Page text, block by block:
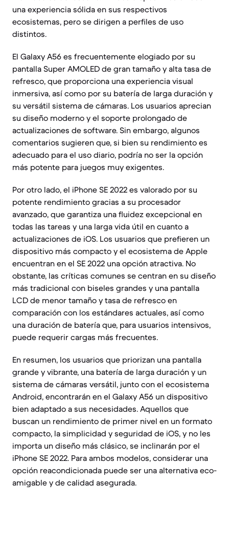
una experiencia sólida en sus respectivos
ecosistemas, pero se dirigen a perfiles de uso
distintos.
El Galaxy A56 es frecuentemente elogiado por su
pantalla Super AMOLED de gran tamaño y alta tasa de
refresco, que proporciona una experiencia visual
inmersiva, así como por su batería de larga duración y
su versátil sistema de cámaras. Los usuarios aprecian
su diseño moderno y el soporte prolongado de
actualizaciones de software. Sin embargo, algunos
comentarios sugieren que, si bien su rendimiento es
adecuado para el uso diario, podría no ser la opción
más potente para juegos muy exigentes.
Por otro lado, el iPhone SE 2022 es valorado por su
potente rendimiento gracias a su procesador
avanzado, que garantiza una fluidez excepcional en
todas las tareas y una larga vida útil en cuanto a
actualizaciones de iOS. Los usuarios que prefieren un
dispositivo más compacto y el ecosistema de Apple
encuentran en el SE 2022 una opción atractiva. No
obstante, las críticas comunes se centran en su diseño
más tradicional con biseles grandes y una pantalla
LCD de menor tamaño y tasa de refresco en
comparación con los estándares actuales, así como
una duración de batería que, para usuarios intensivos,
puede requerir cargas más frecuentes.
En resumen, los usuarios que priorizan una pantalla
grande y vibrante, una batería de larga duración y un
sistema de cámaras versátil, junto con el ecosistema
Android, encontrarán en el Galaxy A56 un dispositivo
bien adaptado a sus necesidades. Aquellos que
buscan un rendimiento de primer nivel en un formato
compacto, la simplicidad y seguridad de iOS, y no les
importa un diseño más clásico, se inclinarán por el
iPhone SE 2022. Para ambos modelos, considerar una
opción reacondicionada puede ser una alternativa eco-
amigable y de calidad asegurada.